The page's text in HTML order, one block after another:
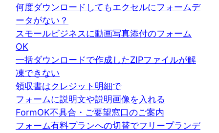
何度ダウンロードしてもエクセルにフォームデ
ータがない？
スモールビジネスに動画写真添付のフォーム
OK
一括ダウンロードで作成したZIPファイルが解
凍できない
領収書はクレジット明細で
フォームに説明文や説明画像を入れる
FormOK不具合・ご要望窓口のご案内
フォーム有料プランへの切替でフリープランデ